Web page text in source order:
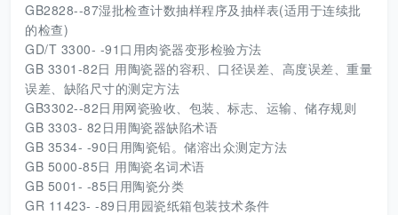
GB2828--87湿批检查计数抽样程序及抽样表(适用于连续批
的检查)
GD/T 3300- -91口用肉瓷器变形检验方法
GB 3301-82日 用陶瓷器的容积、口径误差、高度误差、重量
误差、缺陷尺寸的测定方法
GB3302--82日用网瓷验收、包装、标志、运输、储存规则
GB 3303- 82日用陶瓷器缺陷术语
GB 3534- -90日用陶瓷铅。储溶出众测定方法
GB 5000-85日 用陶瓷名词术语
GB 5001- -85日用陶瓷分类
GR 11423- -89日用园瓷纸箱包装技术条件